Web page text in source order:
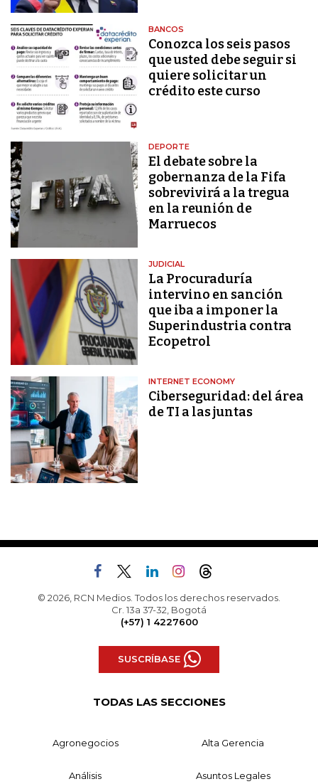
BANCOS
Conozca los seis pasos
que usted debe seguir si
quiere solicitar un
crédito este curso
DEPORTE
El debate sobre la
gobernanza de la Fifa
sobrevivirá a la tregua
en la reunión de
Marruecos
JUDICIAL
La Procuraduría
intervino en sanción
que iba a imponer la
Superindustria contra
Ecopetrol
INTERNET ECONOMY
Ciberseguridad: del área
de TI a las juntas
© 2026, RCN Medios. Todos los derechos reservados.
Cr. 13a 37-32, Bogotá
(+57) 1 4227600
SUSCRÍBASE
TODAS LAS SECCIONES
Agronegocios Alta Gerencia
Análisis Asuntos Legales